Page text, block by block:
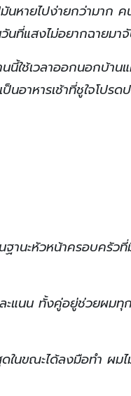
นหายไปง่ายกว่ามาก
นที่แสงไม่อยากฉายม
ช้เวลาออกนอกบ้านแ
อาหารเช้าที่ชูใจโปรด
ฐานะหัวหน้าครอบครัว
แนน ทั้งคู่อยู่ช่วยผมทุ
ขณะได้ลงมือทำ ผมไ